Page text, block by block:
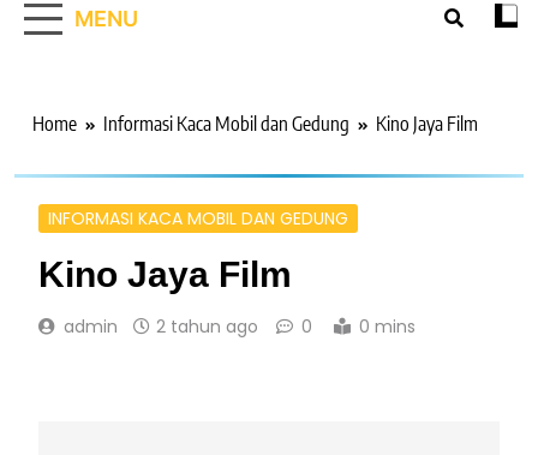
MENU
Home Informasi Kaca Mobil dan Gedung Kino Jaya Film
INFORMASI KACA MOBIL DAN GEDUNG
Kino Jaya Film
admin 2 tahun ago 0 0 mins